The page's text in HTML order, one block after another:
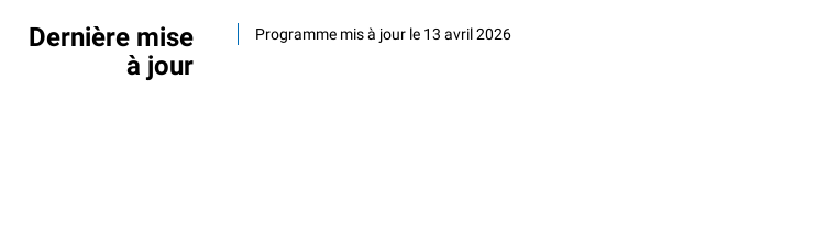
Dernière mise
à jour
Programme mis à jour le 13 avril 2026